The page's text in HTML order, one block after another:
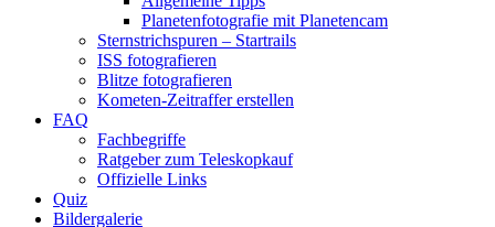
Planetenfotografie mit Planetencam
Sternstrichspuren – Startrails
ISS fotografieren
Blitze fotografieren
Kometen-Zeitraffer erstellen
FAQ
Fachbegriffe
Ratgeber zum Teleskopkauf
Offizielle Links
Quiz
Bildergalerie